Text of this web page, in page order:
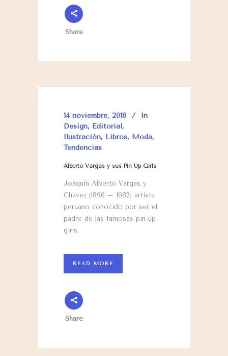
Share
14 noviembre, 2018
In
Design, Editorial,
Ilustración, Libros, Moda,
Tendencias
Alberto Vargas y sus Pin Up Girls
Joaquín Alberto Vargas y
Chávez (1896 – 1982) artista
peruano conocido por ser el
padre de las famosas pin-up
girls.
READ MORE
Share